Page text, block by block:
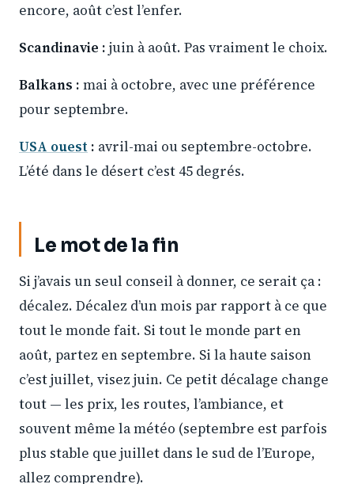
encore, août c’est l’enfer.
Scandinavie : juin à août. Pas vraiment le choix.
Balkans : mai à octobre, avec une préférence
pour septembre.
USA ouest : avril-mai ou septembre-octobre.
L’été dans le désert c’est 45 degrés.
Le mot de la fin
Si j’avais un seul conseil à donner, ce serait ça :
décalez. Décalez d’un mois par rapport à ce que
tout le monde fait. Si tout le monde part en
août, partez en septembre. Si la haute saison
c’est juillet, visez juin. Ce petit décalage change
tout — les prix, les routes, l’ambiance, et
souvent même la météo (septembre est parfois
plus stable que juillet dans le sud de l’Europe,
allez comprendre).